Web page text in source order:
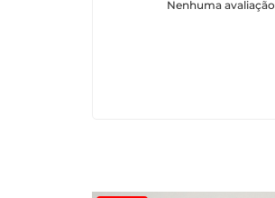
Nenhuma avaliação